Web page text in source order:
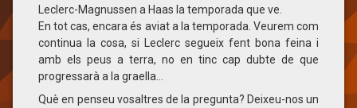
Leclerc-Magnussen a Haas la temporada que ve.
En tot cas, encara és aviat a la temporada. Veurem com
continua la cosa, si Leclerc segueix fent bona feina i
amb els peus a terra, no en tinc cap dubte de que
progressarà a la graella…
Què en penseu vosaltres de la pregunta? Deixeu-nos un